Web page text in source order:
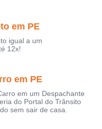
em PE
igual a um
12x!
em PE
em um Despachante
do Portal do Trânsito
sem sair de casa.